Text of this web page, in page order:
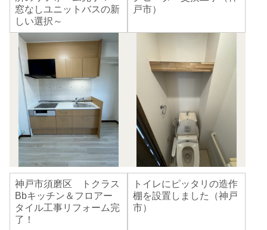
窓なしユニットバスの新
しい選択～
戸市）
神戸市須磨区 トクラス
Bbキッチン＆フロアー
タイル工事リフォーム完
了！
トイレにピッタリの造作
棚を設置しました（神戸
市）